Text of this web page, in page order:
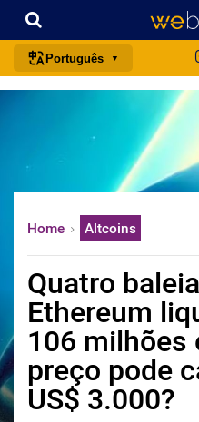
Português
deutsch
中文
русский
한국어
العربية
ไทย
Home Altcoins
Quatro
Ethereum
106 milhões
preço pode
US$ 3.000?